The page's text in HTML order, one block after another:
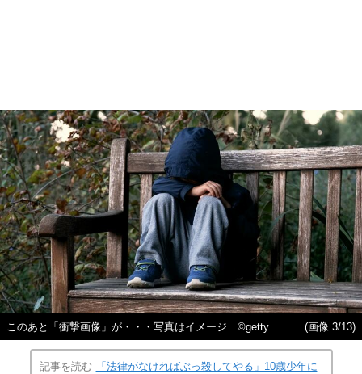
このあと「衝撃画像」が・・・写真はイメージ ©getty (画像 3/13)
記事を読む
「法律がなければぶっ殺してやる」10歳少年に